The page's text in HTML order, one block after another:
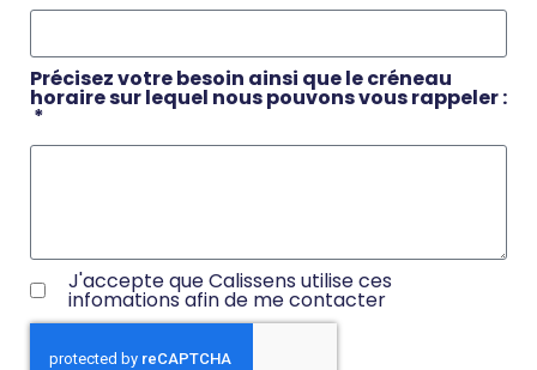
infomations afin de me contacter
Précisez votre besoin ainsi que le créneau
horaire sur lequel nous pouvons vous rappeler :
J'accepte que Calissens utilise ces
infomations afin de me contacter